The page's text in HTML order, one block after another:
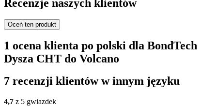
Recenzje naszych klientów
Oceń ten produkt
1 ocena klienta po polski dla BondTech
Dysza CHT do Volcano
7 recenzji klientów w innym języku
4,7 z 5 gwiazdek